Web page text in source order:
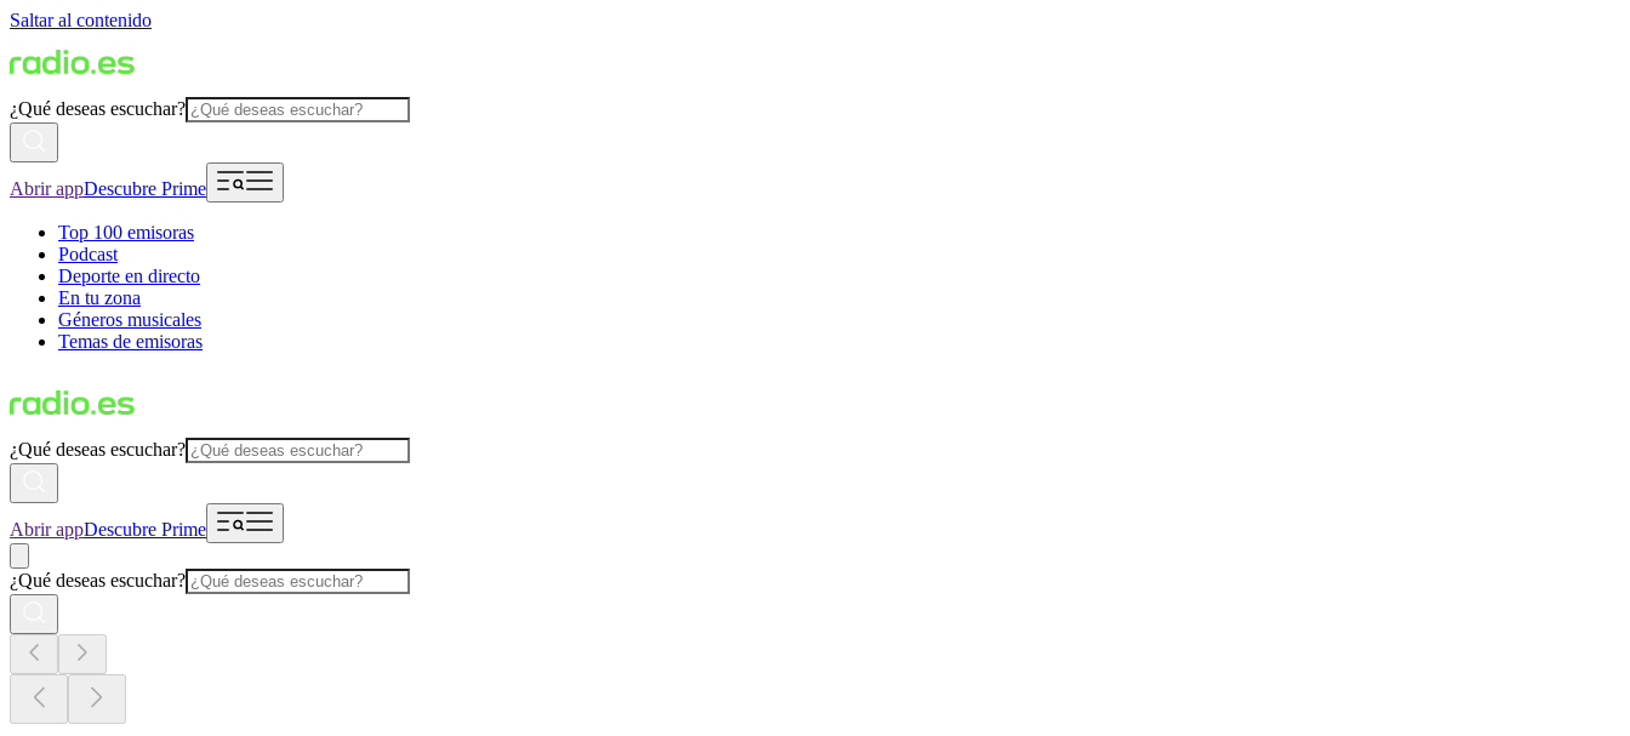
Saltar al contenido
¿Qué deseas escuchar?
Abrir appDescubre Prime
Top 100 emisoras
Podcast
Deporte en directo
En tu zona
Géneros musicales
Temas de emisoras
¿Qué deseas escuchar?
Abrir appDescubre Prime
¿Qué deseas escuchar?